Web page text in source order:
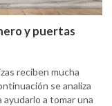
y puertas
reciben mucha
se analiza
a tomar una